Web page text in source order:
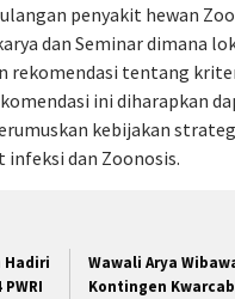
penyakit hewan
dan Seminar dimana
rekomendasi tentang
ini diharapkan
kebijakan
infeksi dan Zoonosis.
Hadiri
Wawali Arya
Kontingen